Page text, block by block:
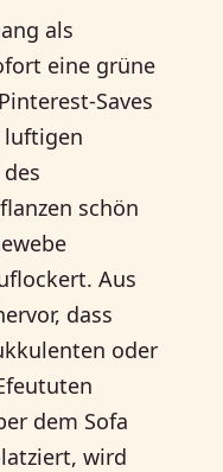
als
eine grüne
Saves
luftigen
schön
Aus
dass
oder
dem Sofa
wird